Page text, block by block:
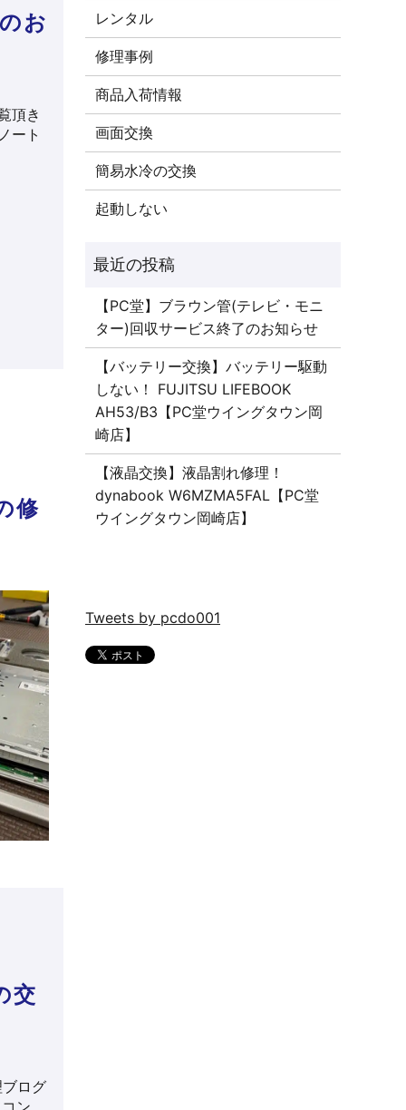
お
頂き
ート
修
交
ログ
レンタル
修理事例
商品入荷情報
画面交換
簡易水冷の交換
起動しない
【PC堂】ブラウン管(テレビ・モニ
ター)回収サービス終了のお知らせ
【バッテリー交換】バッテリー駆動
しない！ FUJITSU LIFEBOOK
AH53/B3【PC堂ウイングタウン岡
崎店】
【液晶交換】液晶割れ修理！
dynabook W6MZMA5FAL【PC堂
ウイングタウン岡崎店】
Tweets by pcdo001